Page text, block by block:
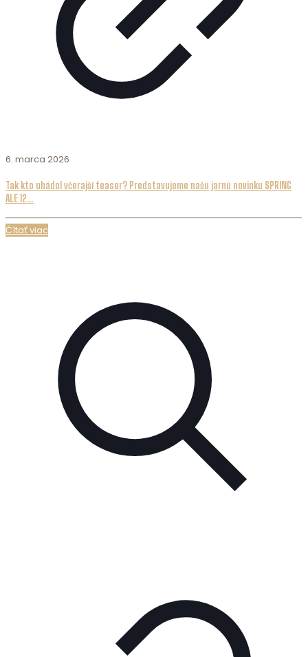
6. marca 2026
Tak kto uhádol včerajší teaser? Predstavujeme našu jarnú novinku SPRING
ALE 12…
Čítať viac